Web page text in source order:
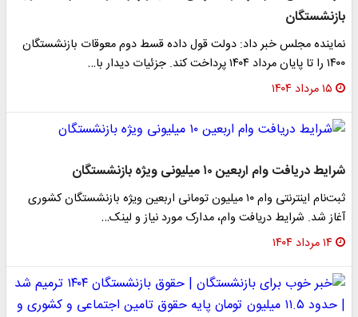
بازنشستگان
نماینده مجلس خبر داد: دولت قول داده قسط دوم معوقات بازنشستگان
۱۴۰۰ را تا پایان مرداد ۱۴۰۴ پرداخت کند. جزئیات دیدار با…
۱۵ مرداد ۱۴۰۴
شرایط دریافت وام اربعین ۱۰ میلیونی ویژه بازنشستگان
ثبت‌نام اینترنتی وام ۱۰ میلیون تومانی اربعین ویژه بازنشستگان کشوری
آغاز شد. شرایط دریافت وام، مدارک مورد نیاز و لینک…
۱۴ مرداد ۱۴۰۴